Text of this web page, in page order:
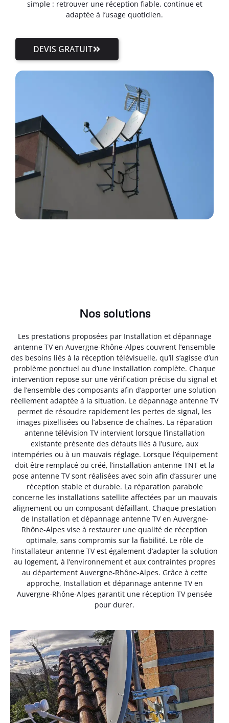
simple : retrouver une réception fiable, continue et
adaptée à l’usage quotidien.
DEVIS GRATUIT
Nos solutions
Les prestations proposées par Installation et dépannage
antenne TV en Auvergne-Rhône-Alpes couvrent l’ensemble
des besoins liés à la réception télévisuelle, qu’il s’agisse d’un
problème ponctuel ou d’une installation complète. Chaque
intervention repose sur une vérification précise du signal et
de l’ensemble des composants afin d’apporter une solution
réellement adaptée à la situation. Le dépannage antenne TV
permet de résoudre rapidement les pertes de signal, les
images pixellisées ou l’absence de chaînes. La réparation
antenne télévision TV intervient lorsque l’installation
existante présente des défauts liés à l’usure, aux
intempéries ou à un mauvais réglage. Lorsque l’équipement
doit être remplacé ou créé, l’installation antenne TNT et la
pose antenne TV sont réalisées avec soin afin d’assurer une
réception stable et durable. La réparation parabole
concerne les installations satellite affectées par un mauvais
alignement ou un composant défaillant. Chaque prestation
de Installation et dépannage antenne TV en Auvergne-
Rhône-Alpes vise à restaurer une qualité de réception
optimale, sans compromis sur la fiabilité. Le rôle de
l’installateur antenne TV est également d’adapter la solution
au logement, à l’environnement et aux contraintes propres
au département Auvergne-Rhône-Alpes. Grâce à cette
approche, Installation et dépannage antenne TV en
Auvergne-Rhône-Alpes garantit une réception TV pensée
pour durer.